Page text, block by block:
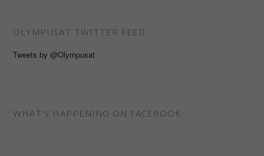
OLYMPUSAT TWITTER FEED
Tweets by @Olympusat
WHAT’S HAPPENING ON FACEBOOK